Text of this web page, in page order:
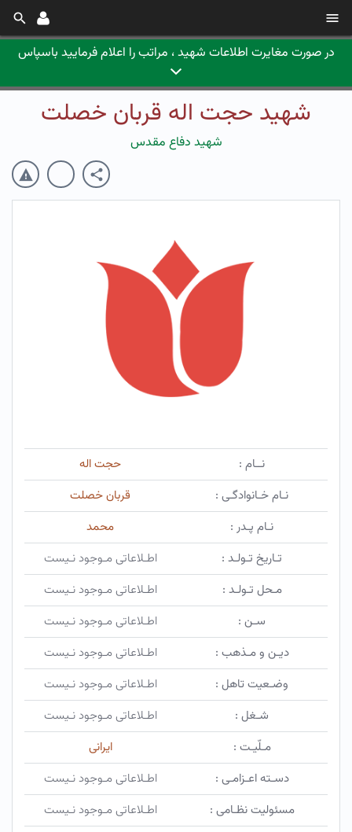
در صورت مغایرت اطلاعات شهید ، مراتب را اعلام فرمایید باسپاس
شهید حجت اله قربان خصلت
شهید دفاع مقدس
نــام :
حجت اله
نـام خـانوادگـی :
قربان خصلت
نـام پـدر :
محمد
تـاریخ تـولـد :
اطـلاعاتی مـوجود نـیست
مـحل تـولـد :
اطـلاعاتی مـوجود نـیست
سـن :
اطـلاعاتی مـوجود نـیست
دیـن و مـذهب :
اطـلاعاتی مـوجود نـیست
وضـعیت تاهل :
اطـلاعاتی مـوجود نـیست
شـغل :
اطـلاعاتی مـوجود نـیست
مـلّیـت :
ایرانی
دسـته اعـزامـی :
اطـلاعاتی مـوجود نـیست
مسئولیت نظـامی :
اطـلاعاتی مـوجود نـیست